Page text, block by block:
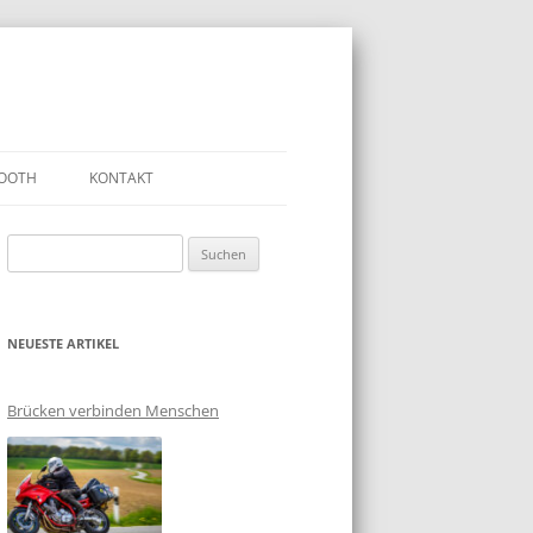
KONTAKT
nach:
NEUESTE ARTIKEL
Brücken verbinden Menschen